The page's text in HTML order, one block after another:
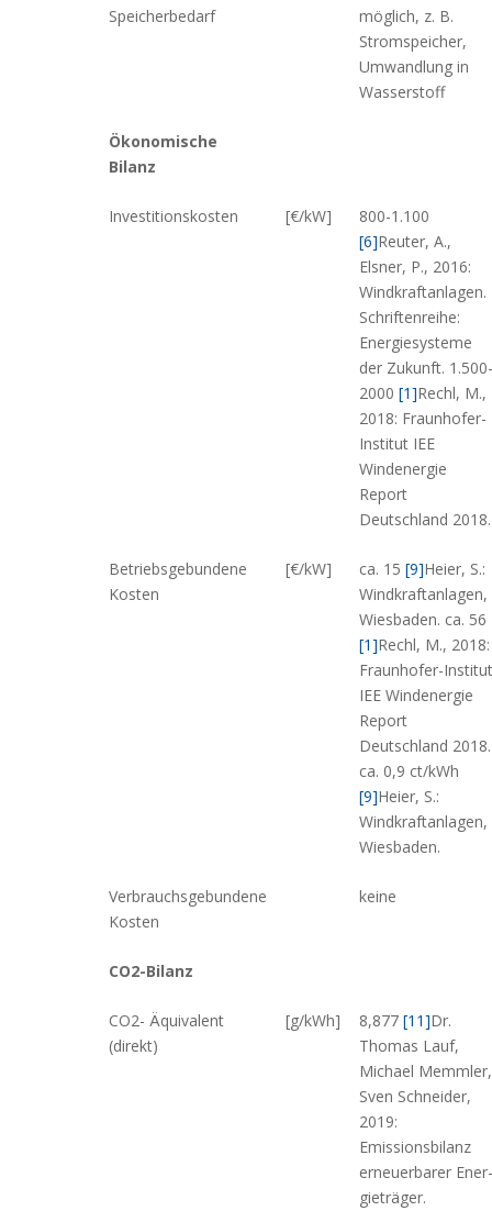
Speicherbedarf
möglich, z. B.
Stromspeicher,
Umwandlung in
Wasserstoff
Ökonomische
Bilanz
Investitionskosten [€/kW]
800-1.100
[6]Reuter, A.,
Elsner, P., 2016:
Windkraftanlagen.
Schriftenreihe:
Energiesysteme
der Zukunft. 1.500-
2000 [1]Rechl, M.,
2018: Fraunhofer-
Institut IEE
Windenergie
Report
Deutschland 2018.
Betriebsgebundene
Kosten
[€/kW] ca. 15 [9]Heier, S.:
Windkraftanlagen,
Wiesbaden. ca. 56
[1]Rechl, M., 2018:
Fraunhofer-Institut
IEE Windenergie
Report
Deutschland 2018.
ca. 0,9 ct/kWh
[9]Heier, S.:
Windkraftanlagen,
Wiesbaden.
Verbrauchsgebundene
Kosten
keine
CO2-Bilanz
CO2- Äquivalent
(direkt)
[g/kWh] 8,877 [11]Dr.
Thomas Lauf,
Michael Memmler,
Sven Schneider,
2019:
Emissionsbilanz
erneuerbarer Ener-
gieträger.